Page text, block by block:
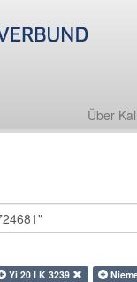
Über
Yi 20 I K 3239